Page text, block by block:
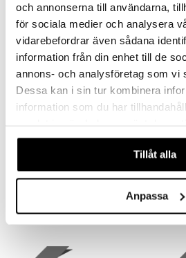
och annonserna till användarna,
för sociala medier och analysera
vidarebefordrar även sådana
information från din enhet till de
annons- och analysföretag som vi
Dessa kan i sin tur kombinera
information som du har
våra cookies vid fortsatt
Tillåt alla
Anpassa
Mumin Samu Ryggsäck Längtan Svart
MUMIN
459 kr
nyhet
459
Mario